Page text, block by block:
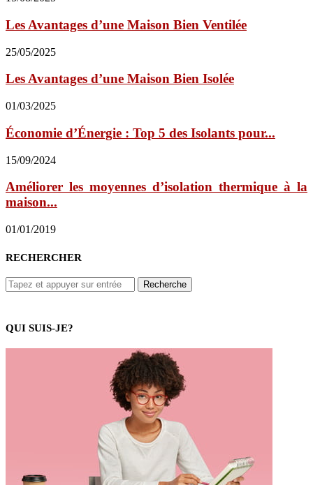
Les Avantages d’une Maison Bien Ventilée
25/05/2025
Les Avantages d’une Maison Bien Isolée
01/03/2025
Économie d’Énergie : Top 5 des Isolants pour...
15/09/2024
Améliorer les moyennes d’isolation thermique à la
maison...
01/01/2019
RECHERCHER
QUI SUIS-JE?